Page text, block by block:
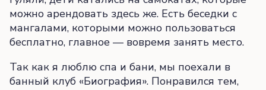
можно арендовать здесь же. Есть беседки с
мангалами, которыми можно пользоваться
бесплатно, главное — вовремя занять место.
Так как я люблю спа и бани, мы поехали в
банный клуб «Биография». Понравился тем,